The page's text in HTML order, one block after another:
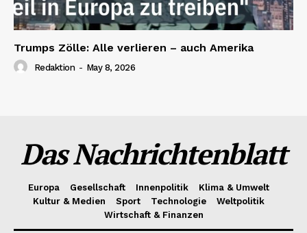
Trumps Zölle: Alle verlieren – auch Amerika
Redaktion - May 8, 2026
Das Nachrichtenblatt
Europa Gesellschaft Innenpolitik
Klima & Umwelt
Kultur & Medien
Sport Technologie
Weltpolitik
Wirtschaft & Finanzen